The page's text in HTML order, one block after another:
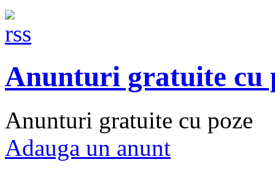
Anunturi gratuite cu
Anunturi gratuite cu poze
Adauga un anunt